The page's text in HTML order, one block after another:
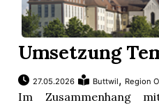
Umsetzung
27.05.2026 Buttwil, Region
Im Zusammenhang